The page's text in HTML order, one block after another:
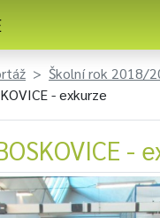
Školní rok 2018/
- exkurze
-